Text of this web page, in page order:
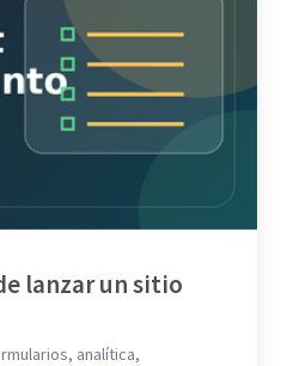
lanzar un sitio
analítica,